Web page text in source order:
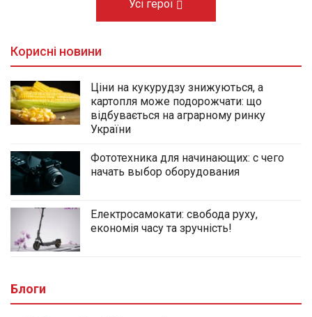
Усі герої
Корисні новини
Ціни на кукурудзу знижуються, а
картопля може подорожчати: що
відбувається на аграрному ринку
України
Фототехника для начинающих: с чего
начать выбор оборудования
Електросамокати: свобода руху,
економія часу та зручність!
Блоги